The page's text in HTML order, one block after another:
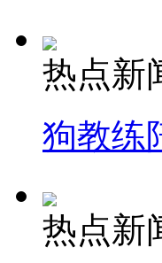
热点新
狗教练
热点新